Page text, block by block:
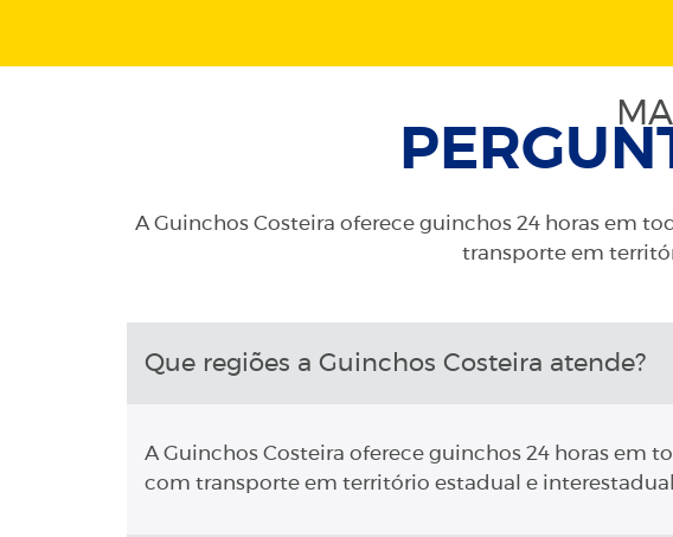
A Guinchos Costeira oferece guinchos 24 horas em
transporte em
Que regiões a Guinchos Costeira atende?
A Guinchos Costeira oferece guinchos 24 horas em
com transporte em território estadual e interestadual